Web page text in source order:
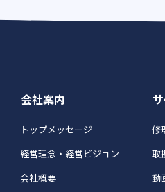
会社案内
トップメッセージ
経営理念・経営ビジョン
会社概要
修
取
動